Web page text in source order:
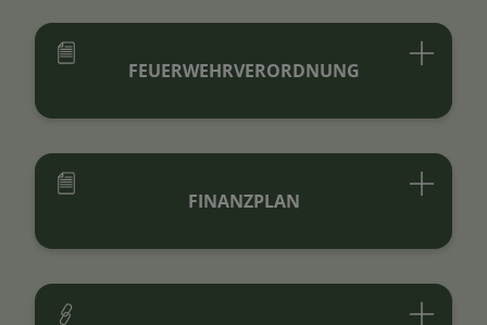
FEUERWEHRVERORDNUNG
FINANZPLAN